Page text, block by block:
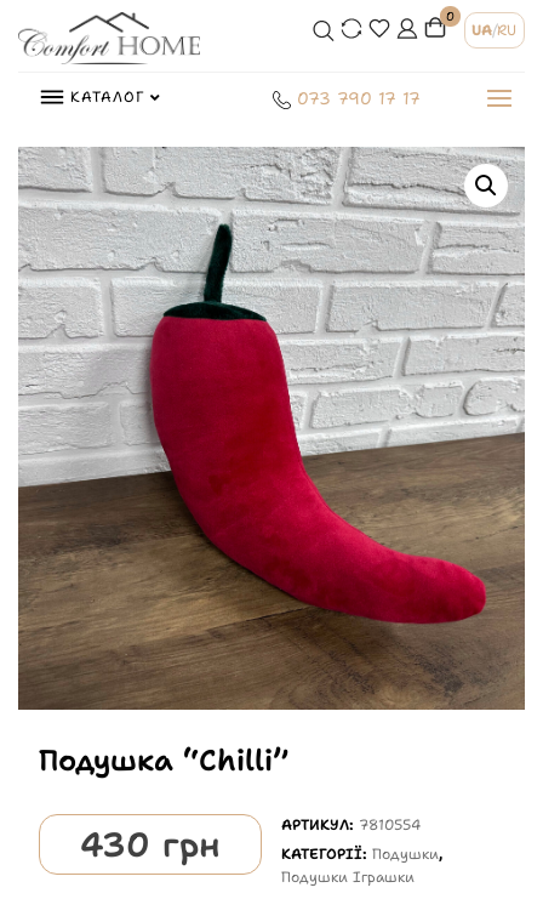
0
UA/RU
КАТАЛОГ 073 790 17 17
Подушка “Chilli”
430 грн АРТИКУЛ: 7810554
КАТЕГОРІЇ:Подушки,
Подушки Іграшки